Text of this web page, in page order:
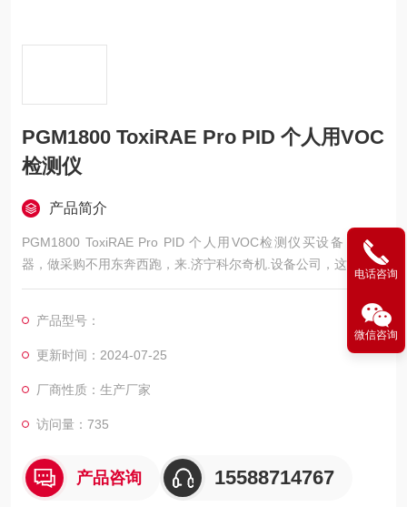
PGM1800 ToxiRAE Pro PID 个人用VOC
检测仪
产品简介
PGM1800 ToxiRAE Pro PID 个人用VOC检测仪买设备，买仪
器，做采购不用东奔西跑，来.济宁科尔奇机.设备公司，这里有您
想要的，想看的，满意的产品。
ToxiRAE Pro PID代表了华瑞 的PID技术，是.上.小巧的个人VOC
检测仪，能够在不同温度和湿度条件下对各种VOC进行快速、可
产品型号：
更新时间：2024-07-25
厂商性质：生产厂家
访问量：735
产品咨询 15588714767
电话咨询
微信咨询